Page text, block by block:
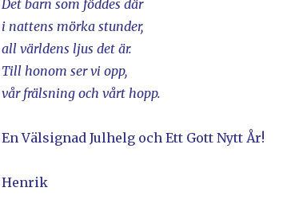
Det barn som föddes där
i nattens mörka stunder,
all världens ljus det är.
Till honom ser vi opp,
vår frälsning och vårt hopp.
En Välsignad Julhelg och Ett Gott Nytt År!
Henrik